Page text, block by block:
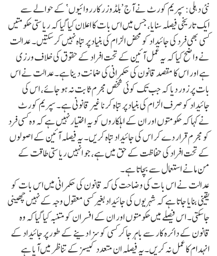
نئی دہلی: سپریم کورٹ نے آج ’بلڈوزر کارروائیوں‘ کے حوالے سے
ایک تاریخی فیصلہ سنایا، جس میں اس بات کا اعلان کیا گیا کہ ریاستی حکومتیں
کسی بھی فرد کی جائیداد کو محض الزام کی بنیاد پر تباہ نہیں کر سکتیں۔ عدالت
نے واضح کیا کہ یہ عمل آئین کے تحت افراد کے حقوق کی خلاف ورزی
ہے اور اس کا مقصد قانون کی حکمرانی کی ضمانت دینا ہے۔عدالت نے اس
بات پر زور دیا کہ جب تک کوئی شخص مجرم ثابت نہ ہو جائے، اس کی
جائیداد کو صرف الزام کی بنیاد پر تباہ کرنا غیر قانونی ہے۔ سپریم کورٹ
نے کہا کہ حکومتوں اور ان کے اہلکاروں کو یہ اختیار نہیں ہے کہ وہ کسی فرد
کو مجرم قرار دے کر اس کی جائیداد تباہ کریں۔ یہ فیصلہ آئین کے اصولوں
کے تحت افراد کی حفاظت کے حق میں ہے، جو انہیں ریاستی طاقت کے
من مانے استعمال سے بچاتا ہے۔
عدالت نے اس بات کی وضاحت کی کہ قانون کی حکمرانی میں اس بات کو
یقینی بنایا جاتا ہے کہ شہریوں کی جائیداد بغیر کسی معقول وجہ کے نہیں چھینی
جا سکتی۔ اس فیصلے میں حکومتوں اور ان کے افسران کو متنبہ کیا گیا کہ وہ
قانون کے دائرہ کار سے باہر جا کر کسی کو سزا دینے کے طور پر جائیداد کے
انہدام کا عمل نہ کریں۔یہ فیصلہ ان متعدد کیسز کے تناظر میں آیا ہے